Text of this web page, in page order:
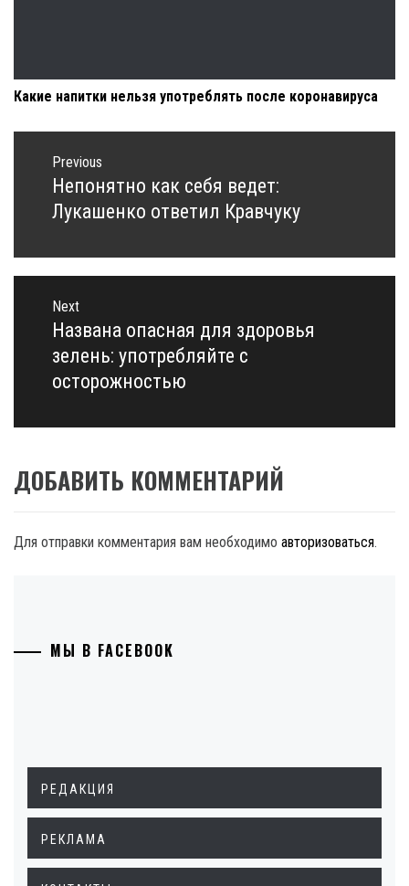
Какие напитки нельзя употреблять после коронавируса
Навигация
записям
Previous
Previous
post:
Непонятно как себя ведет:
Лукашенко ответил Кравчуку
Next
Next
post:
Названа опасная для здоровья
зелень: употребляйте с
осторожностью
ДОБАВИТЬ КОММЕНТАРИЙ
Для отправки комментария вам необходимо авторизоваться.
МЫ В FACEBOOK
РЕДАКЦИЯ
РЕКЛАМА